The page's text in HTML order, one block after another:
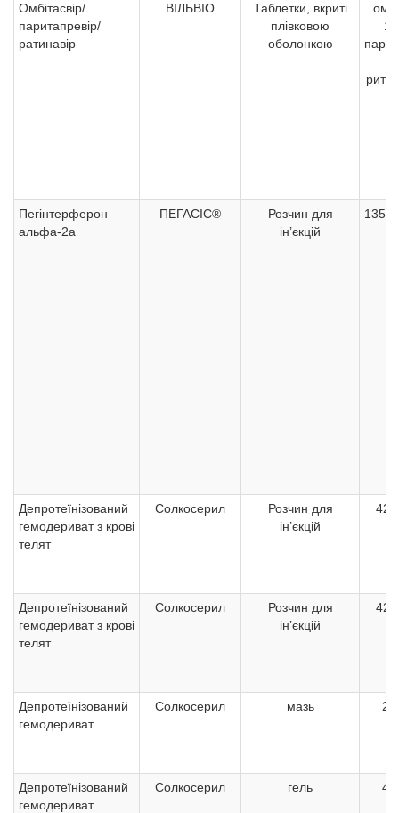
Омбітасвір/
паритапревір/
ратинавір
ВІЛЬВІО
Таблетки, вкриті
плівковою
оболонкою
Пегінтерферон
альфа-2а
ПЕГАСІС®
Розчин для
ін’єкцій
135
Депротеїнізований
гемодериват з крові
телят
Солкосерил
Розчин для
ін’єкцій
Депротеїнізований
гемодериват з крові
телят
Солкосерил
Розчин для
ін’єкцій
Депротеїнізований
гемодериват
Солкосерил мазь
Депротеїнізований
гемодериват
Солкосерил гель